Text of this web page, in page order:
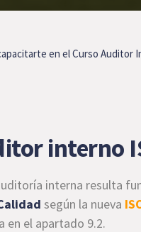
en el Curso Auditor
interno
interna resulta
según la nueva
en el apartado 9.2.